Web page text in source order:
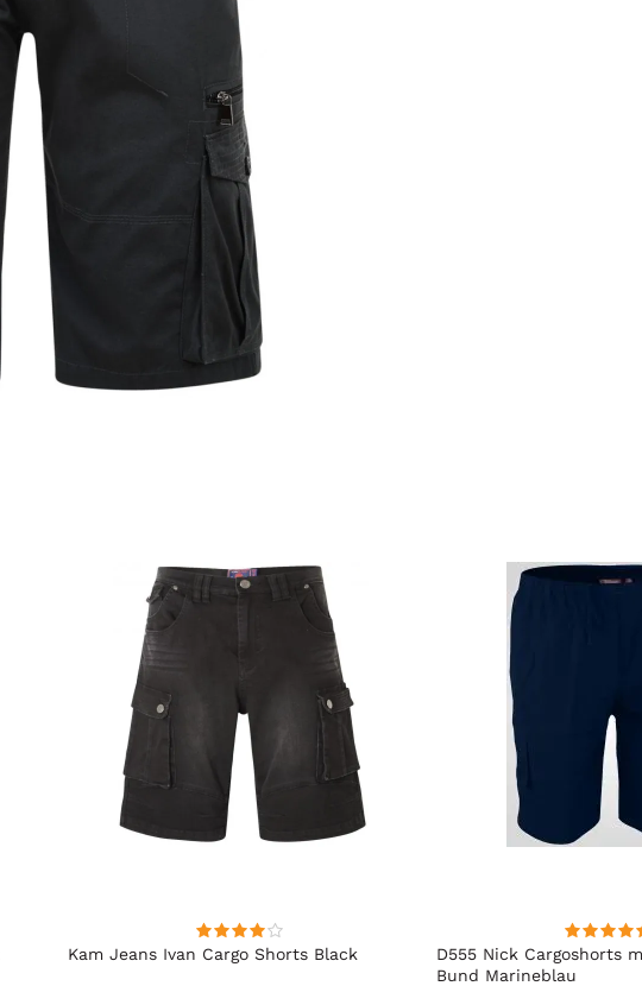
Kam Jeans Ivan Cargo Shorts Black
D555 Nick Cargoshorts
Bund Marineblau